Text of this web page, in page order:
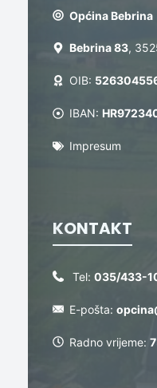
Općina Bebrina
Bebrina 83,
OIB:
IBAN:
Impresum
KONTAKT
Tel: 035/433-
E-pošta:
Radno vrijeme: